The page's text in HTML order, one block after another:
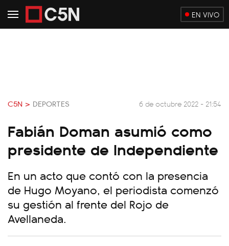
EN VIVO
C5N > DEPORTES 6 de octubre 2022 - 21:54
Fabián Doman asumió como
presidente de Independiente
En un acto que contó con la presencia
de Hugo Moyano, el periodista comenzó
su gestión al frente del Rojo de
Avellaneda.